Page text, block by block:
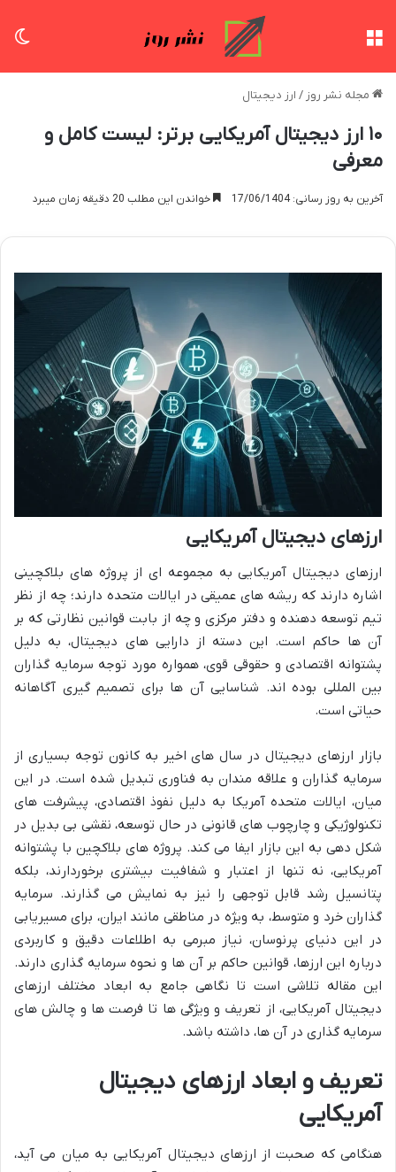
مجله نشر روز / ارز دیجیتال
۱۰ ارز دیجیتال آمریکایی برتر: لیست کامل و
معرفی
آخرین به روز رسانی: 17/06/1404 خواندن این مطلب 20 دقیقه زمان میبرد
ارزهای دیجیتال آمریکایی
ارزهای دیجیتال آمریکایی به مجموعه ای از پروژه های بلاکچینی
اشاره دارند که ریشه های عمیقی در ایالات متحده دارند؛ چه از نظر
تیم توسعه دهنده و دفتر مرکزی و چه از بابت قوانین نظارتی که بر
آن ها حاکم است. این دسته از دارایی های دیجیتال، به دلیل
پشتوانه اقتصادی و حقوقی قوی، همواره مورد توجه سرمایه گذاران
بین المللی بوده اند. شناسایی آن ها برای تصمیم گیری آگاهانه
حیاتی است.
بازار ارزهای دیجیتال در سال های اخیر به کانون توجه بسیاری از
سرمایه گذاران و علاقه مندان به فناوری تبدیل شده است. در این
میان، ایالات متحده آمریکا به دلیل نفوذ اقتصادی، پیشرفت های
تکنولوژیکی و چارچوب های قانونی در حال توسعه، نقشی بی بدیل در
شکل دهی به این بازار ایفا می کند. پروژه های بلاکچین با پشتوانه
آمریکایی، نه تنها از اعتبار و شفافیت بیشتری برخوردارند، بلکه
پتانسیل رشد قابل توجهی را نیز به نمایش می گذارند. سرمایه
گذاران خرد و متوسط، به ویژه در مناطقی مانند ایران، برای مسیریابی
در این دنیای پرنوسان، نیاز مبرمی به اطلاعات دقیق و کاربردی
درباره این ارزها، قوانین حاکم بر آن ها و نحوه سرمایه گذاری دارند.
این مقاله تلاشی است تا نگاهی جامع به ابعاد مختلف ارزهای
دیجیتال آمریکایی، از تعریف و ویژگی ها تا فرصت ها و چالش های
سرمایه گذاری در آن ها، داشته باشد.
تعریف و ابعاد ارزهای دیجیتال
آمریکایی
هنگامی که صحبت از ارزهای دیجیتال آمریکایی به میان می آید،